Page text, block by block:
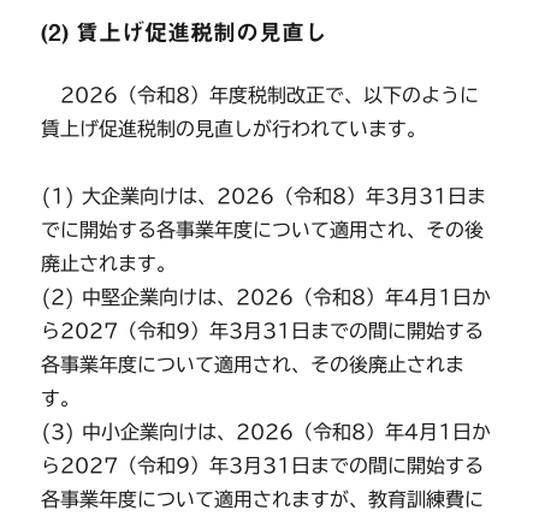
(2) 賃上げ促進税制の見直し
2026（令和8）年度税制改正で、以下のように
賃上げ促進税制の見直しが行われています。
(1) 大企業向けは、2026（令和8）年3月31日ま
でに開始する各事業年度について適用され、その後
廃止されます。
(2) 中堅企業向けは、2026（令和8）年4月1日か
ら2027（令和9）年3月31日までの間に開始する
各事業年度について適用され、その後廃止されま
す。
(3) 中小企業向けは、2026（令和8）年4月1日か
ら2027（令和9）年3月31日までの間に開始する
各事業年度について適用されますが、教育訓練費に